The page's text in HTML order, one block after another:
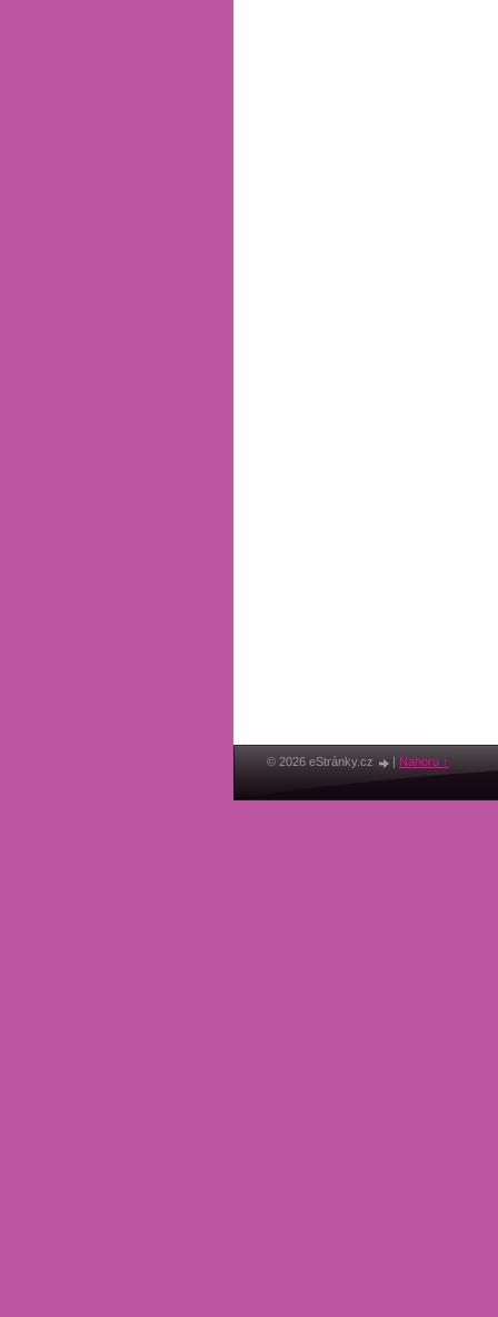
© 2026 eStránky.cz | Nahoru ↑